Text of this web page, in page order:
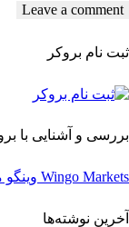
ثبت نام بروکر
بررسی و آشنایی با
Wingo Markets وینگو مارکت
آخرین نوشته‌ها